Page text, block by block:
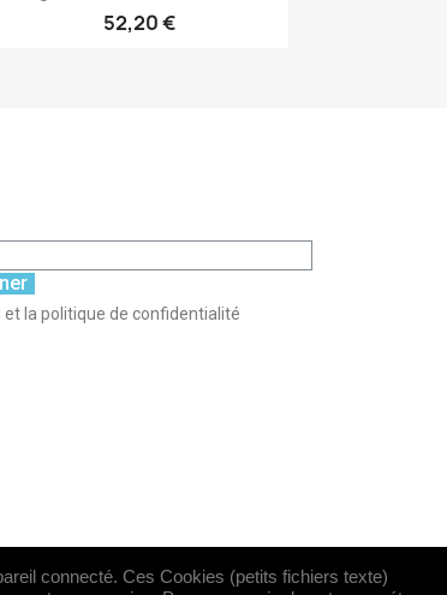
52,20 €
la politique de confidentialité
connecté. Ces Cookies (petits fichiers texte)